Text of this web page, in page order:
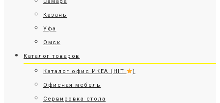
Казань
Уфа
Омск
Каталог товаров
Каталог офис ИКЕА (HIT )
Офисная мебель
Сервировка стола